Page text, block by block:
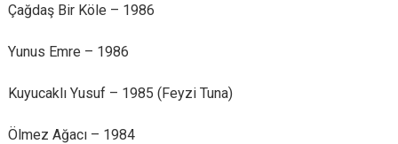
Çağdaş Bir Köle – 1986
Yunus Emre – 1986
Kuyucaklı Yusuf – 1985 (Feyzi Tuna)
Ölmez Ağacı – 1984